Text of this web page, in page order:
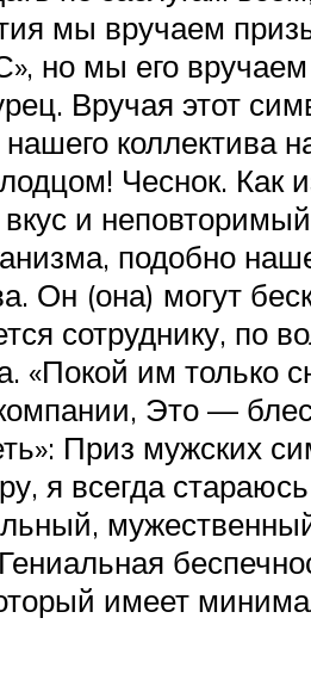
мы вручаем
но мы его
Вручая этот
коллектива
Чеснок. Как
и
подобно
Он (она) могут
сотруднику, по
«Покой им только
Это —
Приз мужских
я всегда
имеет